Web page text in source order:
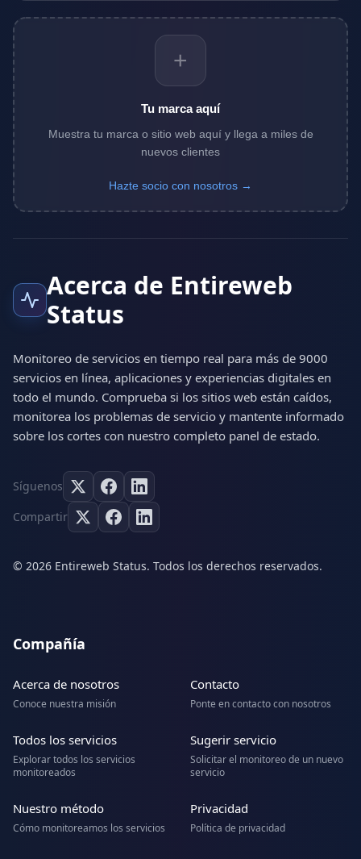
+
Tu marca aquí
Muestra tu marca o sitio web aquí y llega a miles de
nuevos clientes
Hazte socio con nosotros →
Acerca de Entireweb
Status
Monitoreo de servicios en tiempo real para más de 9000
servicios en línea, aplicaciones y experiencias digitales en
todo el mundo. Comprueba si los sitios web están caídos,
monitorea los problemas de servicio y mantente informado
sobre los cortes con nuestro completo panel de estado.
Síguenos
Compartir
© 2026 Entireweb Status. Todos los derechos reservados.
Compañía
Acerca de nosotros
Conoce nuestra misión
Contacto
Ponte en contacto con nosotros
Todos los servicios
Explorar todos los servicios
monitoreados
Sugerir servicio
Solicitar el monitoreo de un nuevo
servicio
Nuestro método
Cómo monitoreamos los servicios
Privacidad
Política de privacidad